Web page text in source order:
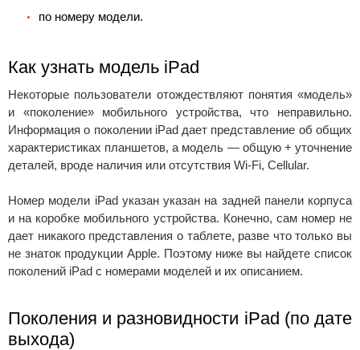
по номеру модели.
Как узнать модель iPad
Некоторые пользователи отождествляют понятия «модель»
и «поколение» мобильного устройства, что неправильно.
Информация о поколении iPad дает представление об общих
характеристиках планшетов, а модель — общую + уточнение
деталей, вроде наличия или отсутствия Wi-Fi, Cellular.
Номер модели iPad указан указан на задней панели корпуса
и на коробке мобильного устройства. Конечно, сам номер не
дает никакого представления о таблете, разве что только вы
не знаток продукции Apple. Поэтому ниже вы найдете список
поколений iPad с номерами моделей и их описанием.
Поколения и разновидности iPad (по дате
выхода)